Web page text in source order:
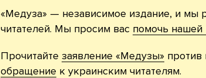
«Медуза» — независимое издание, и мы
читателей. Мы просим вас помочь нашей
Прочитайте заявление «Медузы»
обращение к украинским читателям.